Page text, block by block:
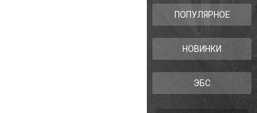
ПОПУЛЯРНОЕ
НОВИНКИ
ЭБС